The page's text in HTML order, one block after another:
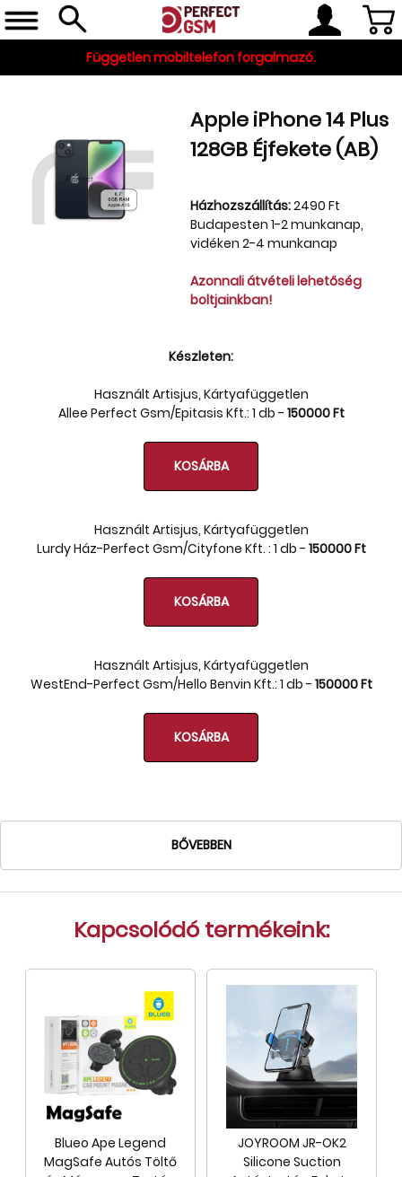
Független mobiltelefon forgalmazó.
Apple iPhone 14 Plus
128GB Éjfekete (AB)
Házhozszállítás:2490 Ft
Budapesten 1-2 munkanap,
vidéken 2-4 munkanap
Azonnali átvételi lehetőség
boltjainkban!
Készleten:
Használt Artisjus, Kártyafüggetlen
Allee Perfect Gsm/Epitasis Kft.: 1 db - 150000 Ft
KOSÁRBA
Használt Artisjus, Kártyafüggetlen
Lurdy Ház-Perfect Gsm/Cityfone Kft. : 1 db - 150000 Ft
KOSÁRBA
Használt Artisjus, Kártyafüggetlen
WestEnd-Perfect Gsm/Hello Benvin Kft.: 1 db - 150000 Ft
KOSÁRBA
BŐVEBBEN
Kapcsolódó termékeink:
Blueo Ape Legend
MagSafe Autós Töltő
JOYROOM JR-OK2
Silicone Suction
és szerviz alkatrészek
Tartozékok
Szállítás, fizetés, garancia
Cégünkről, elérhetőségek